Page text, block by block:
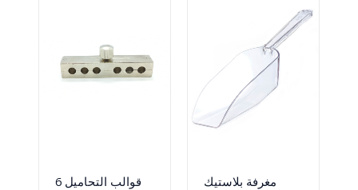
قوالب التحاميل 6
مغرفة بلاستيك